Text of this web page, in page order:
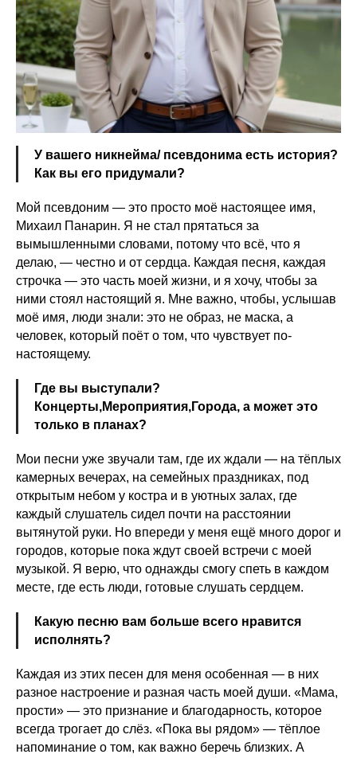
У вашего никнейма/ псевдонима есть история?
Как вы его придумали?
Мой псевдоним — это просто моё настоящее имя,
Михаил Панарин. Я не стал прятаться за
вымышленными словами, потому что всё, что я
делаю, — честно и от сердца. Каждая песня, каждая
строчка — это часть моей жизни, и я хочу, чтобы за
ними стоял настоящий я. Мне важно, чтобы, услышав
моё имя, люди знали: это не образ, не маска, а
человек, который поёт о том, что чувствует по-
настоящему.
Где вы выступали?
Концерты,Мероприятия,Города, а может это
только в планах?
Мои песни уже звучали там, где их ждали — на тёплых
камерных вечерах, на семейных праздниках, под
открытым небом у костра и в уютных залах, где
каждый слушатель сидел почти на расстоянии
вытянутой руки. Но впереди у меня ещё много дорог и
городов, которые пока ждут своей встречи с моей
музыкой. Я верю, что однажды смогу спеть в каждом
месте, где есть люди, готовые слушать сердцем.
Какую песню вам больше всего нравится
исполнять?
Каждая из этих песен для меня особенная — в них
разное настроение и разная часть моей души. «Мама,
прости» — это признание и благодарность, которое
всегда трогает до слёз. «Пока вы рядом» — тёплое
напоминание о том, как важно беречь близких. А